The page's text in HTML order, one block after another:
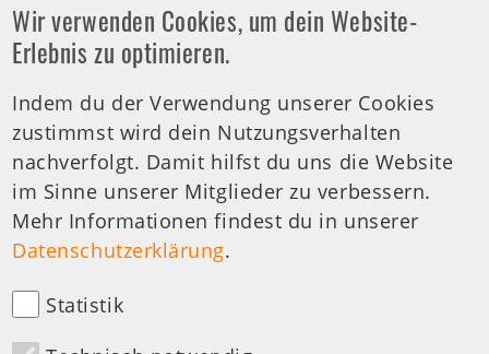
Tel.-Nr.:0711 459981 - 30
Offene Sprechstunde
Di: 19:00-20:00 Uhr
medizinische Anfragen
Wir verwenden Cookies, um dein Website-
Erlebnis zu optimieren.
Indem du der Verwendung unserer Cookies
zustimmst wird dein Nutzungsverhalten
nachverfolgt. Damit hilfst du uns die Website
im Sinne unserer Mitglieder zu verbessern.
Mehr Informationen findest du in unserer
Datenschutzerklärung.
Statistik